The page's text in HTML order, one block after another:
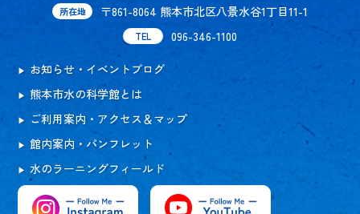
所在地 〒861-8064 熊本市北区八景水谷1丁目11-1
TEL 096-346-1100
お知らせ・イベントブログ
熊本市水の科学館とは
ご利用案内・アクセス＆マップ
館内案内・パンフレット
水のラーニングフィールド